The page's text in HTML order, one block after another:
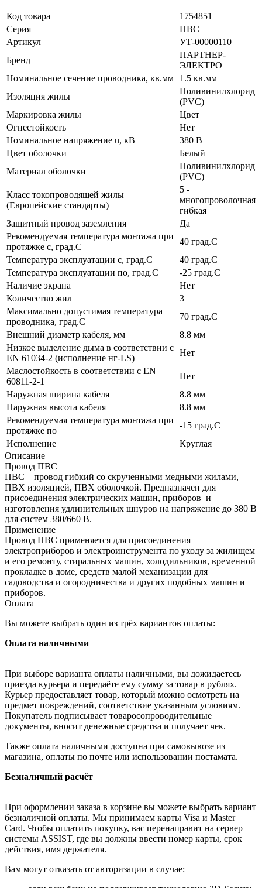
Код товара
1754851
Серия
ПВС
Артикул
УТ-00000110
Бренд
ПАРТНЕР-
ЭЛЕКТРО
Номинальное сечение проводника, кв.мм
1.5 кв.мм
Изоляция жилы
Поливинилхлорид
(PVC)
Маркировка жилы
Цвет
Огнестойкость
Нет
Номинальное напряжение u, кВ
380 В
Цвет оболочки
Белый
Материал оболочки
Поливинилхлорид
(PVC)
Класс токопроводящей жилы
(Европейские стандарты)
5 -
многопроволочная
гибкая
Защитный провод заземления
Да
Рекомендуемая температура монтажа при
протяжке с, град.C
40 град.C
Температура эксплуатации с, град.C
40 град.C
Температура эксплуатации по, град.C
-25 град.C
Наличие экрана
Нет
Количество жил
3
Максимально допустимая температура
проводника, град.C
70 град.C
Внешний диаметр кабеля, мм
8.8 мм
Низкое выделение дыма в соответствии с
EN 61034-2 (исполнение нг-LS)
Нет
Маслостойкость в соответствии с EN
60811-2-1
Нет
Наружная ширина кабеля
8.8 мм
Наружная высота кабеля
8.8 мм
Рекомендуемая температура монтажа при
протяжке по
-15 град.C
Исполнение
Круглая
Описание
Провод ПВС
ПВС – провод гибкий со скрученными медными жилами,
ПВХ изоляцией, ПВХ оболочкой. Предназначен для
присоединения электрических машин, приборов и
изготовления удлинительных шнуров на напряжение до 380 В
для систем 380/660 В.
Применение
Провод ПВС применяется для присоединения
электроприборов и электроинструмента по уходу за жилищем
и его ремонту, стиральных машин, холодильников, временной
прокладке в доме, средств малой механизации для
садоводства и огородничества и других подобных машин и
приборов.
Оплата
Вы можете выбрать один из трёх вариантов оплаты:
Оплата наличными
При выборе варианта оплаты наличными, вы дожидаетесь
приезда курьера и передаёте ему сумму за товар в рублях.
Курьер предоставляет товар, который можно осмотреть на
предмет повреждений, соответствие указанным условиям.
Покупатель подписывает товаросопроводительные
документы, вносит денежные средства и получает чек.
Также оплата наличными доступна при самовывозе из
магазина, оплаты по почте или использовании постамата.
Безналичный расчёт
При оформлении заказа в корзине вы можете выбрать вариант
безналичной оплаты. Мы принимаем карты Visa и Master
Card. Чтобы оплатить покупку, вас перенаправит на сервер
системы ASSIST, где вы должны ввести номер карты, срок
действия, имя держателя.
Вам могут отказать от авторизации в случае: